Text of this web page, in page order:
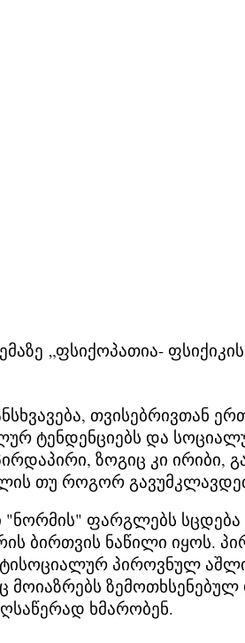
„ფსიქოპათია-
თვისებრივთან
ტენდენციებს და
ზოგიც კი
თუ როგორ
ფარგლებს
ბირთვის ნაწილი იყოს.
პიროვნულ
მოიაზრებს
ხმარობენ.